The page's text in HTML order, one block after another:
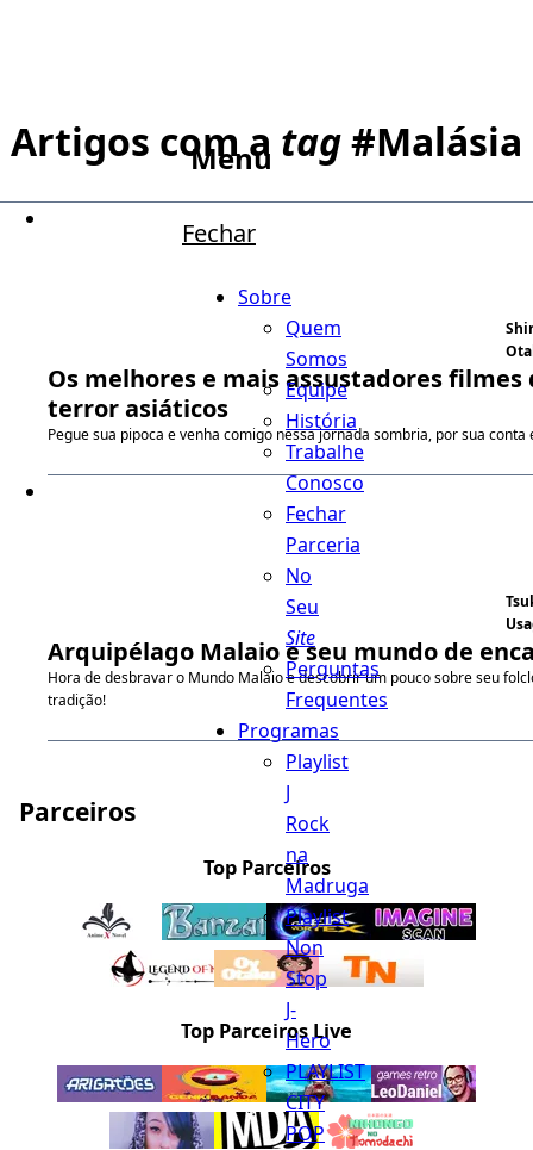
Menu
Fechar
Sobre
Quem
Somos
Equipe
História
Trabalhe
Conosco
Fechar
Parceria
No
Seu
Site
Perguntas
Frequentes
Programas
Playlist
J
Rock
na
Madruga
Playlist
Non
Stop
J-
Hero
PLAYLIST
CITY
POP
Artigos com a tag#Malásia
Os melhores e mais assustadores filmes
terror asiáticos
Pegue sua pipoca e venha comigo nessa jornada sombria, por sua conta
Arquipélago Malaio e seu mundo de
Hora de desbravar o Mundo Malaio e descobrir um pouco sobre seu
tradição!
Parceiros
Top Parceiros
Top Parceiros Live